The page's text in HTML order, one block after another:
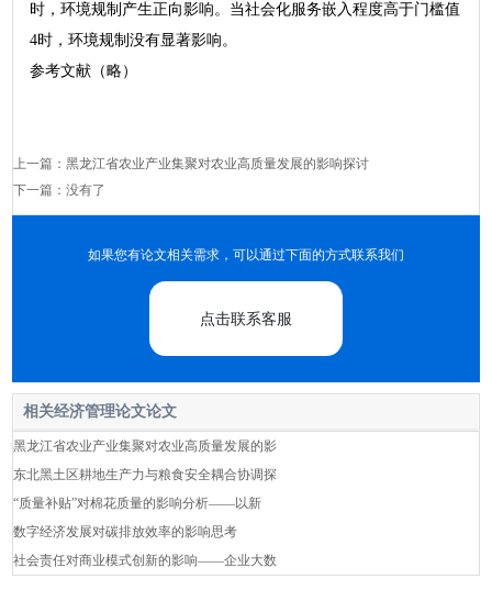
时，环境规制产生正向影响。当社会化服务嵌入程度高于门槛值
4时，环境规制没有显著影响。
参考文献（略）
上一篇：黑龙江省农业产业集聚对农业高质量发展的影响探讨
下一篇：没有了
如果您有论文相关需求，可以通过下面的方式联系我们
点击联系客服
相关经济管理论文论文
黑龙江省农业产业集聚对农业高质量发展的影
东北黑土区耕地生产力与粮食安全耦合协调探
“质量补贴”对棉花质量的影响分析——以新
数字经济发展对碳排放效率的影响思考
社会责任对商业模式创新的影响——企业大数